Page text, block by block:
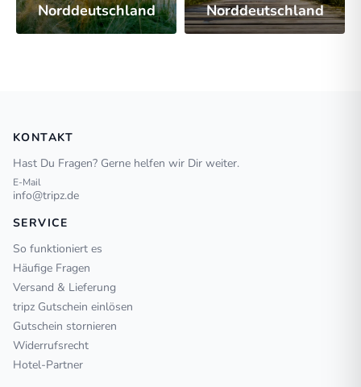
Norddeutschland
Norddeutschland
KONTAKT
Hast Du Fragen? Gerne helfen wir Dir weiter.
E-Mail
info@tripz.de
SERVICE
So funktioniert es
Häufige Fragen
Versand & Lieferung
tripz Gutschein einlösen
Gutschein stornieren
Widerrufsrecht
Hotel-Partner